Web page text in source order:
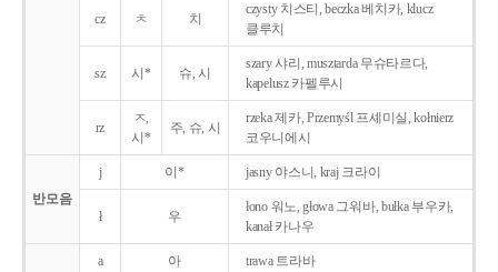
cz ㅊ 치
czysty 치스티, beczka 베치카, klucz
클루치
sz 시* 슈, 시
szary 샤리, musztarda 무슈타르다,
kapelusz 카펠루시
rz
ㅈ,
시*
주, 슈, 시
rzeka 제카, Przemyśl 프셰미실, kołnierz
코우니에시
반모음
j 이* jasny 야스니, kraj 크라이
ł 우
łono 워노, głowa 그워바, bułka 부우카,
kanał 카나우
a 아 trawa 트라바